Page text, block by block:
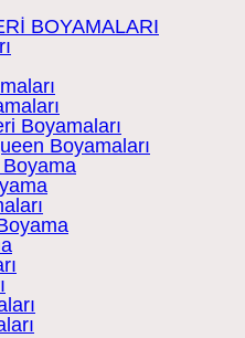
BOYAMALARI
Boyamaları
Boyamaları